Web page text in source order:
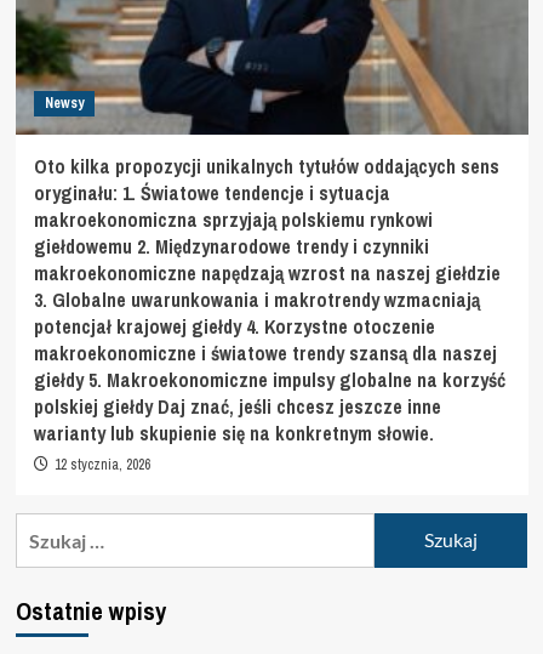
Newsy
Oto kilka propozycji unikalnych tytułów oddających sens
oryginału: 1. Światowe tendencje i sytuacja
makroekonomiczna sprzyjają polskiemu rynkowi
giełdowemu 2. Międzynarodowe trendy i czynniki
makroekonomiczne napędzają wzrost na naszej giełdzie
3. Globalne uwarunkowania i makrotrendy wzmacniają
potencjał krajowej giełdy 4. Korzystne otoczenie
makroekonomiczne i światowe trendy szansą dla naszej
giełdy 5. Makroekonomiczne impulsy globalne na korzyść
polskiej giełdy Daj znać, jeśli chcesz jeszcze inne
warianty lub skupienie się na konkretnym słowie.
12 stycznia, 2026
Ostatnie wpisy